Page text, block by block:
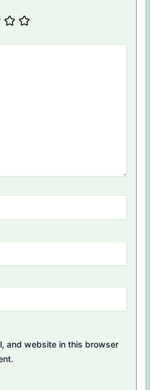
and website in this browser